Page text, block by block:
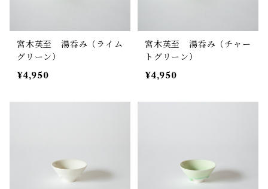
宮木英至 湯呑み（ライム
グリーン）
¥4,950
宮木英至 湯呑み（チャー
トグリーン）
¥4,950